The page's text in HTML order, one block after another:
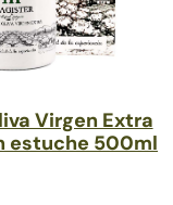
Virgen Extra
estuche 500ml